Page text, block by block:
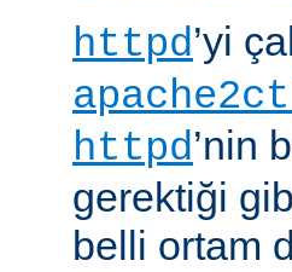
httpd’yi
httpd’nin
gerektiği
belli ortam